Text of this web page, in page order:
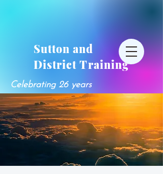
Sutton and
District Training
Celebrating 26 years